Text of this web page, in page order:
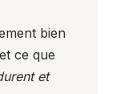
bien
ce que
et